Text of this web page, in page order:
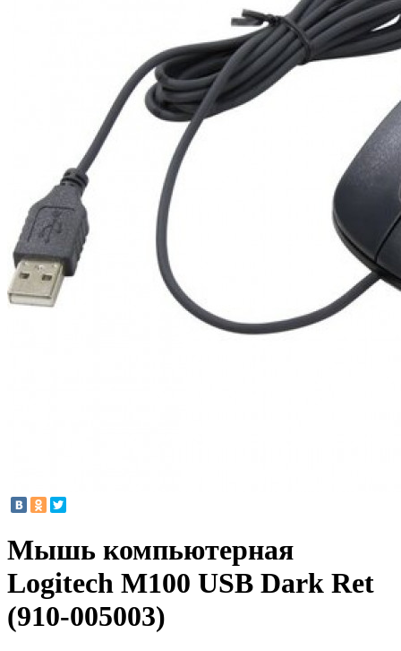
Мышь компьютерная
Logitech M100 USB Dark Ret
(910-005003)